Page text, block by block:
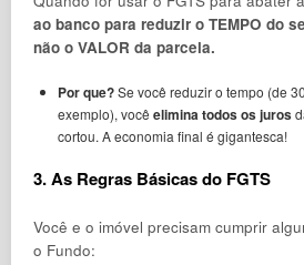
ao banco para reduzir o TEMPO do
não o VALOR da parcela.
Por que?Se você reduzir o tempo (de
exemplo), você elimina todos os juros
cortou. A economia final é gigantesca!
3. As Regras Básicas do FGTS
Você e o imóvel precisam cumprir
o Fundo: